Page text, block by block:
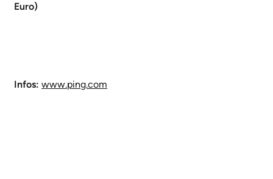
Euro)
Infos: www.ping.com